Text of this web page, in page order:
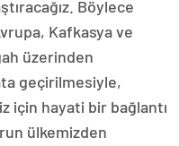
Böylece
Kafkasya ve
üzerinden
geçirilmesiyle,
için hayati bir bağlantı
ülkemizden